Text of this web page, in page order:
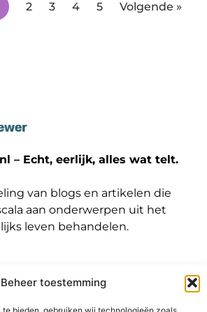
Beheer toestemming
2 3 4 5 Volgende »
– Echt, eerlijk, alles wat telt.
van blogs en artikelen die
aan onderwerpen uit het
leven behandelen.